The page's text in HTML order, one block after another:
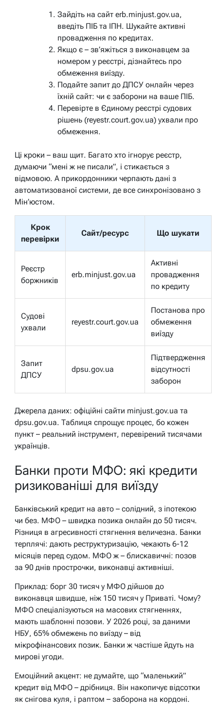
Зайдіть на сайт erb.minjust.gov.ua,
введіть ПІБ та ІПН. Шукайте активні
провадження по кредитах.
Якщо є – зв’яжіться з виконавцем за
номером у реєстрі, дізнайтесь про
обмеження виїзду.
Подайте запит до ДПСУ онлайн через
їхній сайт: чи є заборони на ваше ПІБ.
Перевірте в Єдиному реєстрі судових
рішень (reyestr.court.gov.ua) ухвали про
обмеження.
Ці кроки – ваш щит. Багато хто ігнорує реєстр,
думаючи “мені ж не писали”, і стикається з
відмовою. А прикордонники черпають дані з
автоматизованої системи, де все синхронізовано з
Мін’юстом.
Крок
перевірки
Сайт/ресурс Що шукати
Реєстр
боржників
erb.minjust.gov.ua
Активні
провадження
по кредиту
Судові
ухвали
reyestr.court.gov.ua
Постанова про
обмеження
виїзду
Запит
ДПСУ
dpsu.gov.ua
Підтвердження
відсутності
заборон
Джерела даних: офіційні сайти minjust.gov.ua та
dpsu.gov.ua. Таблиця спрощує процес, бо кожен
пункт – реальний інструмент, перевірений тисячами
українців.
Банки проти МФО: які кредити
ризикованіші для виїзду
Банківський кредит на авто – солідний, з іпотекою
чи без. МФО – швидка позика онлайн до 50 тисяч.
Різниця в агресивності стягнення величезна. Банки
терплячі: дають реструктуризацію, чекають 6-12
місяців перед судом. МФО ж – блискавичні: позов
за 90 днів прострочки, виконавці активніші.
Приклад: борг 30 тисяч у МФО дійшов до
виконавця швидше, ніж 150 тисяч у Приваті. Чому?
МФО спеціалізуються на масових стягненнях,
мають шаблонні позови. У 2026 році, за даними
НБУ, 65% обмежень по виїзду – від
мікрофінансових позик. Банки ж частіше йдуть на
мирові угоди.
Емоційний акцент: не думайте, що “маленький”
кредит від МФО – дрібниця. Він накопичує відсотки
як снігова куля, і раптом – заборона на кордоні.